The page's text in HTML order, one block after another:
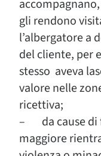
gli rendono
l’albergatore a
del cliente, per
stesso aveva
valore nelle
ricettiva;
– da cause di
maggiore